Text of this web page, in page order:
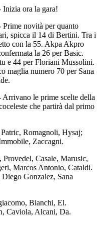
Inizia ora la gara!
Prime novità per quanto
spicca il 14 di Bertini. Tra i
con la 55. Akpa Akpro
la 26 per Basic.
e 44 per Floriani Mussolini.
maglia numero 70 per Sana
Arrivano le prime scelte della
che partirà dal primo
Romagnoli, Hysaj;
Zaccagni.
Casale, Marusic,
Marcos Antonio, Cataldi.
Gonzalez, Sana
Bianchi, El.
Caviola, Alcani, Da.